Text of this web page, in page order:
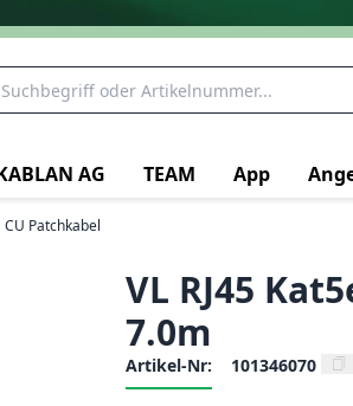
AG TEAM App
CU Patchkabel
VL RJ45
7.0m
Artikel-Nr: 101346070